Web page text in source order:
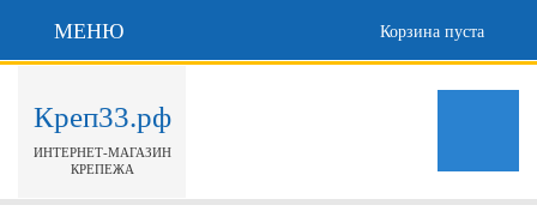
МЕНЮ Корзина пуста
Креп33.рф
ИНТЕРНЕТ-МАГАЗИН
КРЕПЕЖА